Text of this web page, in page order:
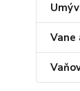
Vane